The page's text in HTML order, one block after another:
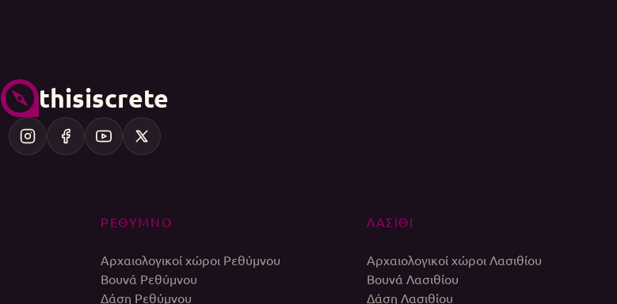
thisiscrete
ΡΕΘΥΜΝΟ
Αρχαιολογικοί χώροι Ρεθύμνου
Βουνά Ρεθύμνου
Δάση Ρεθύμνου
ΛΑΣΙΘΙ
Αρχαιολογικοί χώροι Λασιθίου
Βουνά Λασιθίου
Δάση Λασιθίου